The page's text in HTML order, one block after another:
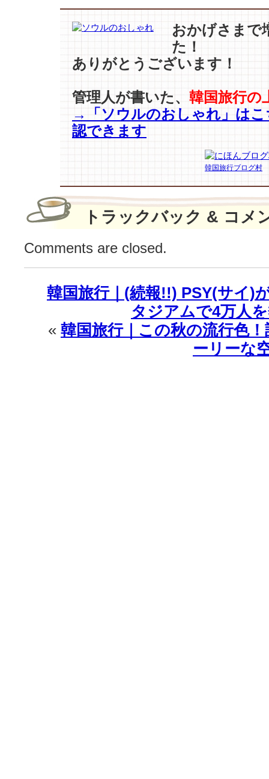
ョ
ニ
ス
て
い
る
ツ
ま
で
おかげさまで
た！
ありがとうございます！
管理人が書いた、 韓国旅行の
→「ソウルのおしゃれ」はこ
認できます
韓国旅行ブログ村
トラックバック & コメ
Comments are closed.
韓国旅行｜(続報!!) PSY(サイ)
タジアムで4万人
« 韓国旅行｜この秋の流行色
ーリーな